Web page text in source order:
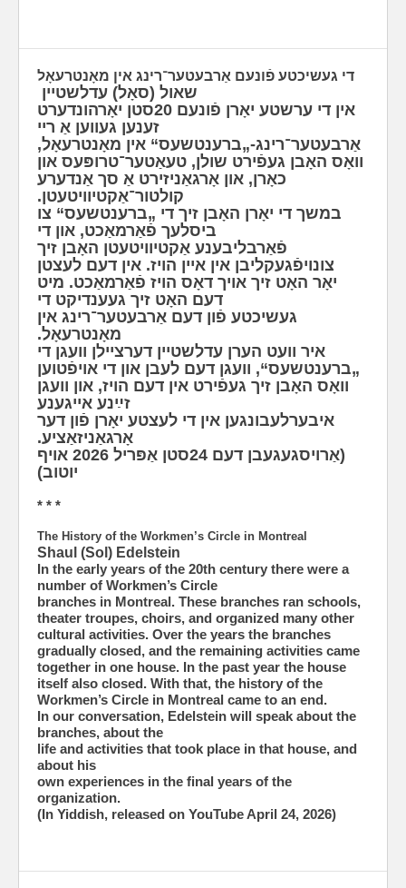
די געשיכטע פֿונעם אַרבעטער־רינג אין מאָנטרעאָל
שאול (סאָל) עדלשטיין
‫אין די ערשטע יאָרן פֿונעם 20סטן יאָרהונדערט
זענען געווען אַ ריי
אַרבעטער־רינג-„ברענטשעס“ אין מאָנטרעאָל,
וואָס האָבן געפֿירט שולן, טעאַטער־טרופּעס און
כאָרן, און אָרגאַניזירט אַ סך אַנדערע
קולטור־אַקטיוויטעטן.
במשך די יאָרן האָבן זיך די „ברענטשעס“ צו
ביסלעך פֿאַרמאַכט, און די
פֿאַרבליבענע אַקטיוויטעטן האָבן זיך
צונויפֿגעקליבן אין איין הויז. אין דעם לעצטן
יאָר האָט זיך אויך דאָס הויז פֿאַרמאַכט. מיט
דעם האָט זיך געענדיקט די
געשיכטע פֿון דעם אַרבעטער־רינג אין
מאָנטרעאָל.
איר וועט הערן עדלשטיין דערציילן וועגן די
„ברענטשעס“, וועגן דעם לעבן און די אויפֿטוען
וואָס האָבן זיך געפֿירט אין דעם הויז, און וועגן
זײַנע אייגענע
איבערלעבונגען אין די לעצטע יאָרן פֿון דער
אָרגאַניזאַציע.
(אַרויסגעגעבן דעם 24סטן אַפּריל 2026 אויף
יוטוב)
* * *
The History of the Workmen’s Circle in Montreal
Shaul (Sol) Edelstein
In the early years of the 20th century there were a
number of Workmen’s Circle
branches in Montreal. These branches ran schools,
theater troupes, choirs, and organized many other
cultural activities. Over the years the branches
gradually closed, and the remaining activities came
together in one house. In the past year the house
itself also closed. With that, the history of the
Workmen’s Circle in Montreal came to an end.
In our conversation, Edelstein will speak about the
branches, about the
life and activities that took place in that house, and
about his
own experiences in the final years of the
organization.
(In Yiddish, released on YouTube April 24, 2026)